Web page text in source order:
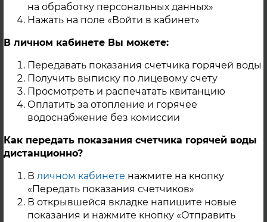
на обработку персональных данных»
Нажать на поле «Войти в кабинет»
В личном кабинете Вы можете:
Передавать показания счетчика горячей воды
Получить выписку по лицевому счету
Просмотреть и распечатать квитанцию
Оплатить за отопление и горячее
водоснабжение без комиссии
Как передать показания счетчика горячей воды
дистанционно?
В личном кабинете нажмите на кнопку
«Передать показания счетчиков»
В открывшейся вкладке напишите новые
показания и нажмите кнопку «Отправить
ООО «Акцент», ООО «Базис», ООО
«Вектор», сроки отключения ГВС
продлеваются для выполнения
ремонтных работ и проведения
повторных успешных гидравлических
испытаний. Ориентировочные сроки
окончания ремонтных работ после
проведения повторных гидравлических
испытаний – 24.06.2024г. За
дополнительной информацией о сроках и
времени восстановления рабочего
следует обращаться в диспетчерскую
службу ООО «Акцент», ООО «Базис», ООО
«Вектор» по телефону 8-35163-5-55-44.